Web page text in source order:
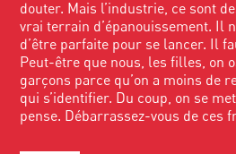
douter. Mais l’industrie, ce sont
vrai terrain d’épanouissement. Il
d’être parfaite pour se lancer. Il
Peut-être que nous, les filles, on
garçons parce qu’on a moins de
qui s’identifier. Du coup, on se
pense. Débarrassez-vous de ces